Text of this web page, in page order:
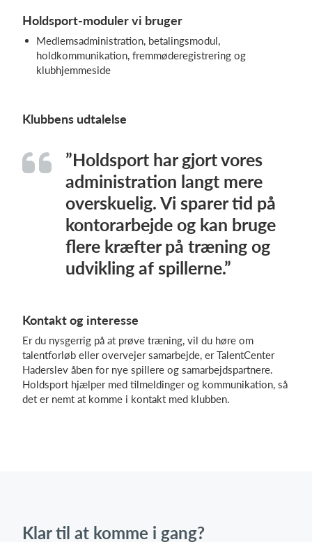
Holdsport-moduler vi bruger
Medlemsadministration, betalingsmodul,
holdkommunikation, fremmøderegistrering og
klubhjemmeside
Klubbens udtalelse
”Holdsport har gjort vores
administration langt mere
overskuelig. Vi sparer tid på
kontorarbejde og kan bruge
flere kræfter på træning og
udvikling af spillerne.”
Kontakt og interesse
Er du nysgerrig på at prøve træning, vil du høre om
talentforløb eller overvejer samarbejde, er TalentCenter
Haderslev åben for nye spillere og samarbejdspartnere.
Holdsport hjælper med tilmeldinger og kommunikation, så
det er nemt at komme i kontakt med klubben.
Klar til at komme i gang?